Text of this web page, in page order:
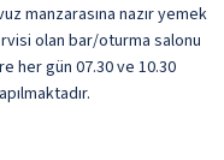
manzarasına nazır yemek
olan bar/oturma salonu
her gün 07.30 ve 10.30